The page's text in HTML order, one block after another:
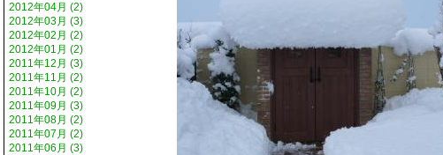
2012年04月 (2)
2012年03月 (3)
2012年02月 (2)
2012年01月 (2)
2011年12月 (3)
2011年11月 (2)
2011年10月 (2)
2011年09月 (3)
2011年08月 (2)
2011年07月 (2)
2011年06月 (3)